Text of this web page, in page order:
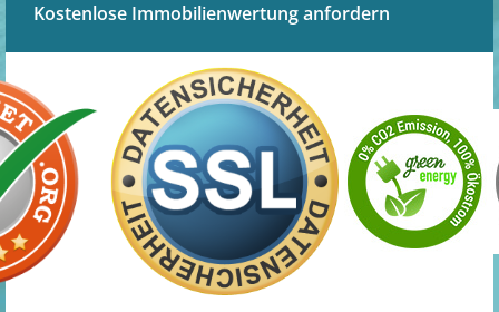
Kostenlose Immobilienwertung anfordern